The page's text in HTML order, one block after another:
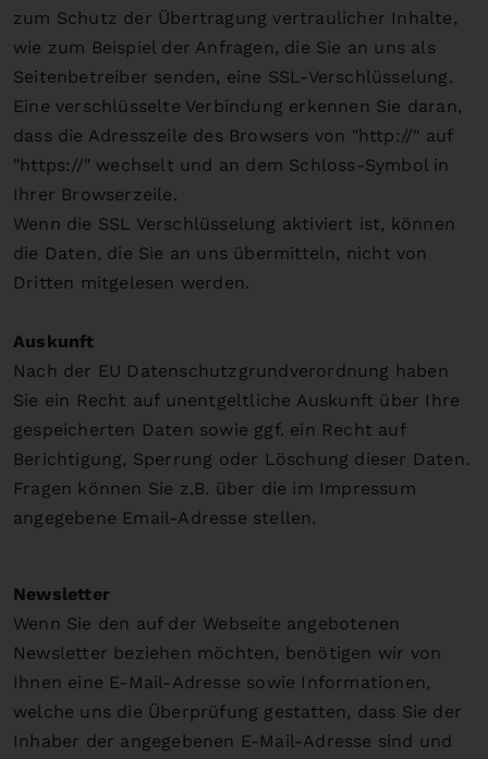
zum Schutz der Übertragung vertraulicher Inhalte,
wie zum Beispiel der Anfragen, die Sie an uns als
Seitenbetreiber senden, eine SSL-Verschlüsselung.
Eine verschlüsselte Verbindung erkennen Sie daran,
dass die Adresszeile des Browsers von "http://" auf
"https://" wechselt und an dem Schloss-Symbol in
Ihrer Browserzeile.
Wenn die SSL Verschlüsselung aktiviert ist, können
die Daten, die Sie an uns übermitteln, nicht von
Dritten mitgelesen werden.
Auskunft
Nach der EU Datenschutzgrundverordnung haben
Sie ein Recht auf unentgeltliche Auskunft über Ihre
gespeicherten Daten sowie ggf. ein Recht auf
Berichtigung, Sperrung oder Löschung dieser Daten.
Fragen können Sie z.B. über die im Impressum
angegebene Email-Adresse stellen.
Newsletter
Wenn Sie den auf der Webseite angebotenen
Newsletter beziehen möchten, benötigen wir von
Ihnen eine E-Mail-Adresse sowie Informationen,
welche uns die Überprüfung gestatten, dass Sie der
Inhaber der angegebenen E-Mail-Adresse sind und